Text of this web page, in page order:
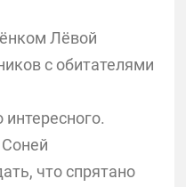
Лёвой
с обитателями
что спрятано